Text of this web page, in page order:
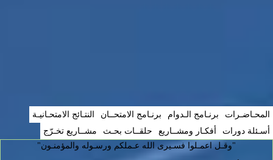
المحـاضـرات برنـامج الـدوام برنـامج الامتحــان
النتـائج الامتحـانيـة
أسـئلة دورات
أفكـار ومشــاريع حلقــات بحـث
مشــاريع تخـرّج
"وقـل اعمـلوا فسـيرى الله عـملكم ورسـوله والمؤمنـون"